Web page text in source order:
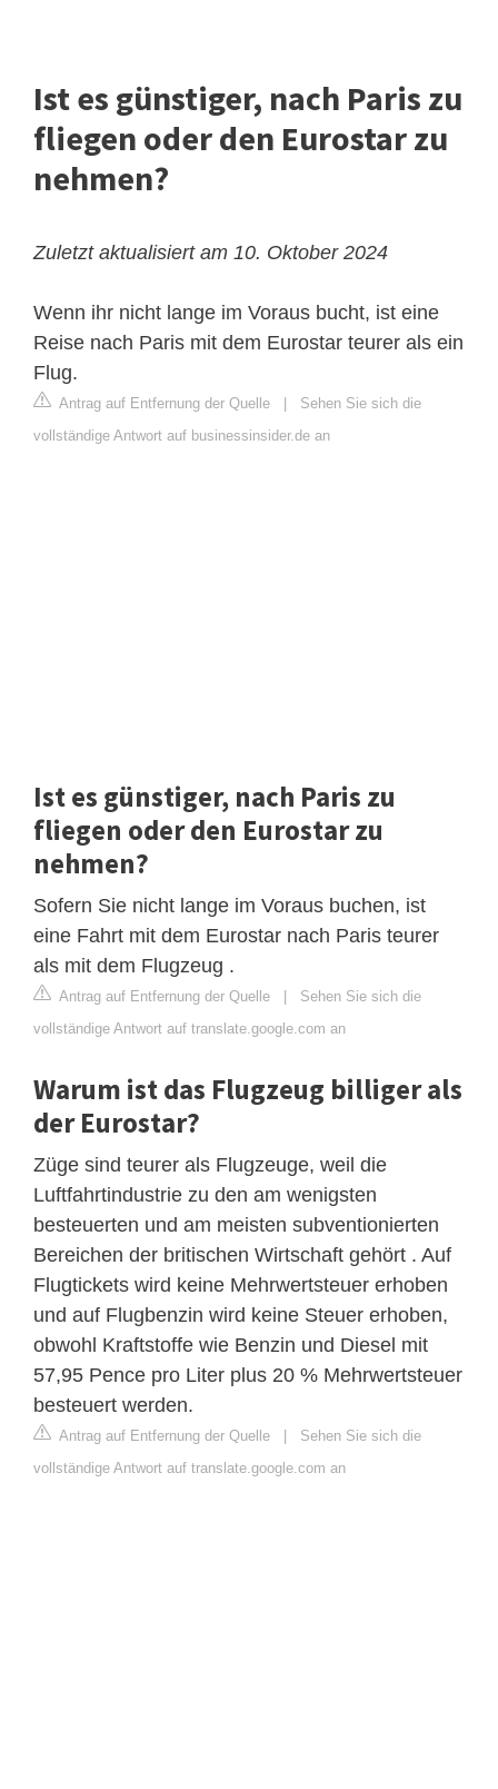
Ist es günstiger, nach Paris zu
fliegen oder den Eurostar zu
nehmen?
Zuletzt aktualisiert am 10. Oktober 2024
Wenn ihr nicht lange im Voraus bucht, ist eine
Reise nach Paris mit dem Eurostar teurer als ein
Flug.
Antrag auf Entfernung der Quelle
Sehen Sie sich die
vollständige Antwort auf businessinsider.de an
Ist es günstiger, nach Paris zu
fliegen oder den Eurostar zu
nehmen?
Sofern Sie nicht lange im Voraus buchen, ist
eine Fahrt mit dem Eurostar nach Paris teurer
als mit dem Flugzeug .
Antrag auf Entfernung der Quelle
Sehen Sie sich die
vollständige Antwort auf translate.google.com an
Warum ist das Flugzeug billiger als
der Eurostar?
Züge sind teurer als Flugzeuge, weil die
Luftfahrtindustrie zu den am wenigsten
besteuerten und am meisten subventionierten
Bereichen der britischen Wirtschaft gehört . Auf
Flugtickets wird keine Mehrwertsteuer erhoben
und auf Flugbenzin wird keine Steuer erhoben,
obwohl Kraftstoffe wie Benzin und Diesel mit
57,95 Pence pro Liter plus 20 % Mehrwertsteuer
besteuert werden.
Antrag auf Entfernung der Quelle
Sehen Sie sich die
vollständige Antwort auf translate.google.com an